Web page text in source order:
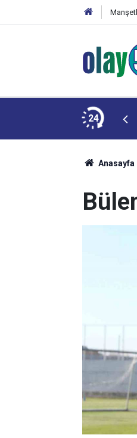
24
çekip "O ne bilama
Anasayfa